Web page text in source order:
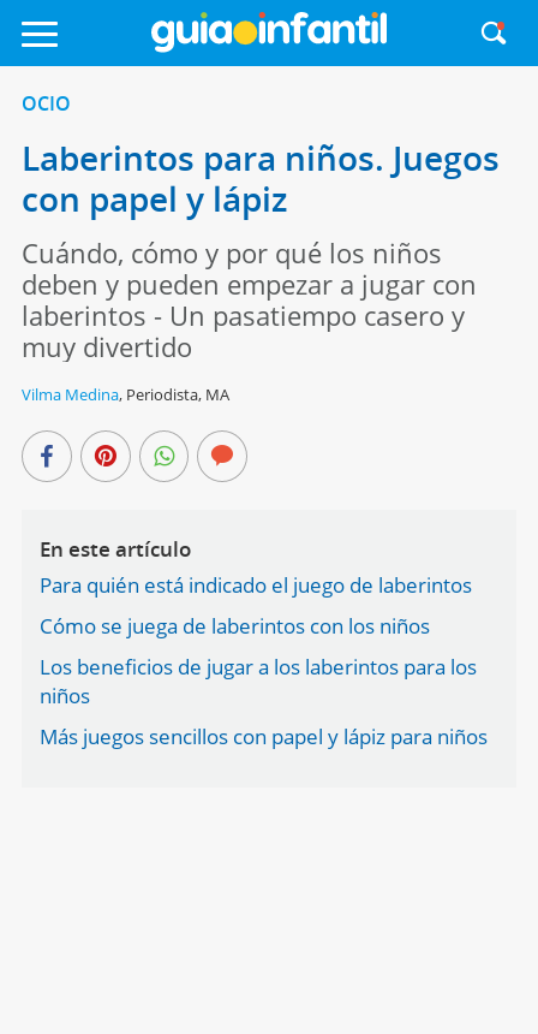
OCIO
Laberintos para niños. Juegos
con papel y lápiz
Cuándo, cómo y por qué los niños
deben y pueden empezar a jugar con
laberintos - Un pasatiempo casero y
muy divertido
Vilma Medina, Periodista, MA
En este artículo
Para quién está indicado el juego de laberintos
Cómo se juega de laberintos con los niños
Los beneficios de jugar a los laberintos para los
niños
Más juegos sencillos con papel y lápiz para niños